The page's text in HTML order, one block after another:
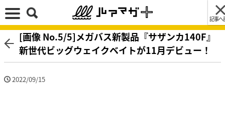
記事へ
[画像 No.5/5]メガバス新製品『サザンカ140F』
新世代ビッグウェイクベイトが11月デビュー！
2022/09/15